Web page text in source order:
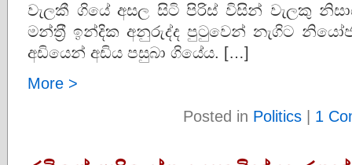
වැලකී ගියේ අසල සිටි පිරිස් විසින් වැලකු
මන්ත‍්‍රී ඉන්දික අනුරුද්ද පුටුවෙන් නැගිට
අඩියෙන් අඩිය පසුබා ගියේය. […]
More >
Posted in Politics | 1